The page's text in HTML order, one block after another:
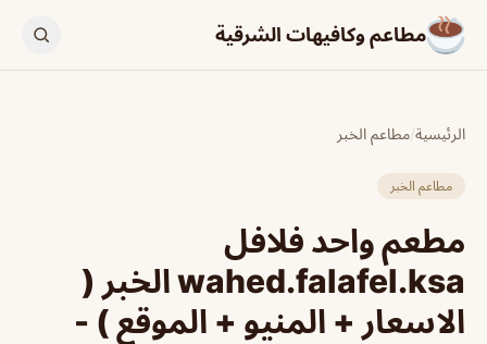
مطاعم وكافيهات الشرقية
الرئيسية/مطاعم الخبر
مطاعم الخبر
مطعم واحد فلافل
wahed.falafel.ksa الخبر (
الاسعار + المنيو + الموقع ) -